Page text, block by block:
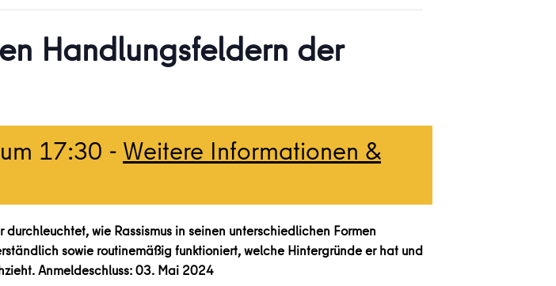
Handlungsfeldern der
17:30 - Weitere Informationen &
wie Rassismus in seinen unterschiedlichen Formen
sowie routinemäßig funktioniert, welche Hintergründe er hat und
Anmeldeschluss: 03. Mai 2024